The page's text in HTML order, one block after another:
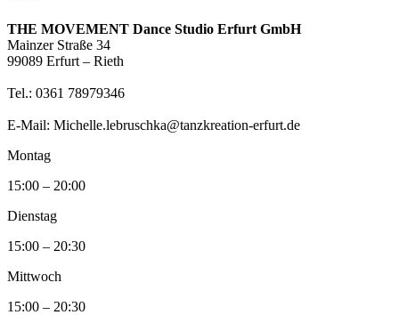
THE MOVEMENT Dance Studio Erfurt GmbH
Mainzer Straße 34
99089 Erfurt – Rieth
Tel.: 0361 78979346
E-Mail: Michelle.lebruschka@tanzkreation-erfurt.de
Montag
15:00 – 20:00
Dienstag
15:00 – 20:30
Mittwoch
15:00 – 20:30